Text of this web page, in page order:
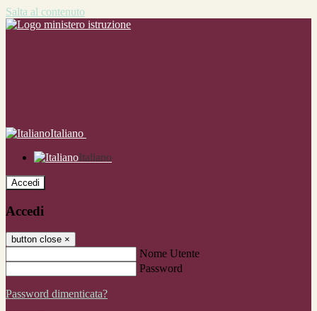
Salta al contenuto
Italiano
Italiano
Accedi
Accedi
button close ×
Nome Utente
Password
Password dimenticata?